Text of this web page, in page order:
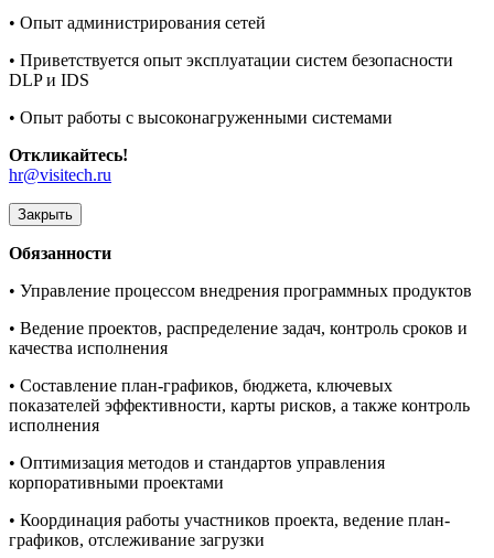
• Опыт администрирования сетей
• Приветствуется опыт эксплуатации систем безопасности
DLP и IDS
• Опыт работы с высоконагруженными системами
Откликайтесь!
hr@visitech.ru
Закрыть
Обязанности
• Управление процессом внедрения программных продуктов
• Ведение проектов, распределение задач, контроль сроков и
качества исполнения
• Составление план-графиков, бюджета, ключевых
показателей эффективности, карты рисков, а также контроль
исполнения
• Оптимизация методов и стандартов управления
корпоративными проектами
• Координация работы участников проекта, ведение план-
графиков, отслеживание загрузки